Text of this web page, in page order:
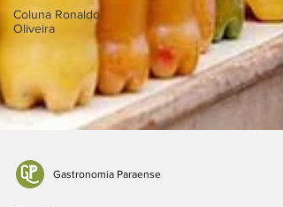
Coluna Ronaldo
Oliveira